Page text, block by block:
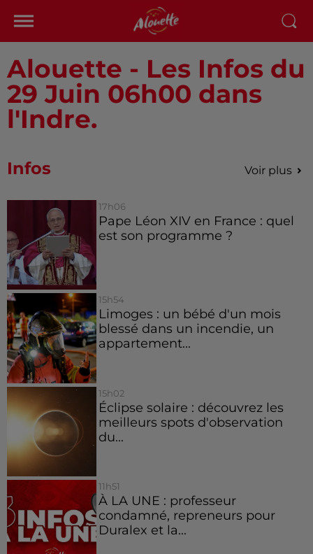
Alouette - Les Infos du
29 Juin 06h00 dans
l'Indre.
Infos Voir plus
17h06
Pape Léon XIV en France : quel
est son programme ?
15h54
Limoges : un bébé d'un mois
blessé dans un incendie, un
appartement...
15h02
Éclipse solaire : découvrez les
meilleurs spots d'observation
du...
11h51
À LA UNE : professeur
condamné, repreneurs pour
Duralex et la...